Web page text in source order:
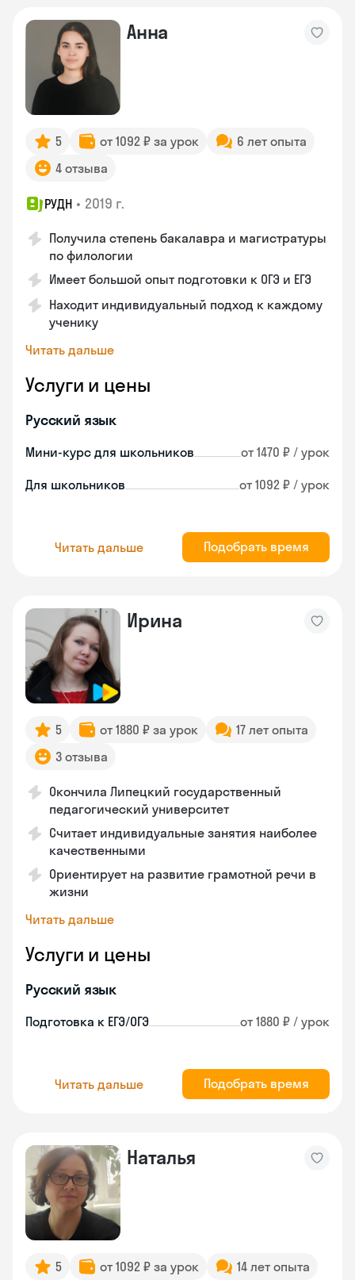
Анна
5 от 1092 ₽ за урок
6 лет опыта
4 отзыва
РУДН • 2019 г.
Получила степень бакалавра и магистратуры
по филологии
Имеет большой опыт подготовки к ОГЭ и ЕГЭ
Находит индивидуальный подход к каждому
ученику
Читать дальше
Услуги и цены
Русский язык
Мини-курс для школьников от 1470 ₽ / урок
Для школьников от 1092 ₽ / урок
Читать дальше Подобрать время
Ирина
5 от 1880 ₽ за урок
17 лет опыта
3 отзыва
Окончила Липецкий государственный
педагогический университет
Считает индивидуальные занятия наиболее
качественными
Ориентирует на развитие грамотной речи в
жизни
Читать дальше
Услуги и цены
Русский язык
Подготовка к ЕГЭ/ОГЭ от 1880 ₽ / урок
Читать дальше Подобрать время
Наталья
5 от 1092 ₽ за урок
14 лет опыта